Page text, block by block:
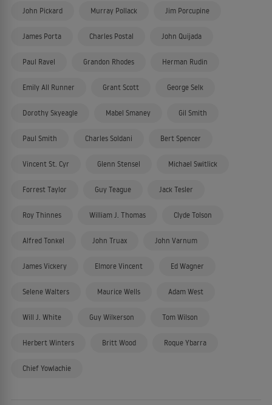
John Pickard Murray Pollack Jim Porcupine
James Porta Charles Postal John Quijada
Paul Ravel Grandon Rhodes Herman Rudin
Emily All Runner Grant Scott George Selk
Dorothy Skyeagle Mabel Smaney Gil Smith
Paul Smith Charles Soldani Bert Spencer
Vincent St. Cyr Glenn Stensel Michael Switlick
Forrest Taylor Guy Teague Jack Tesler
Roy Thinnes William J. Thomas Clyde Tolson
Alfred Tonkel John Truax John Varnum
James Vickery Elmore Vincent Ed Wagner
Selene Walters Maurice Wells Adam West
Will J. White Guy Wilkerson Tom Wilson
Herbert Winters Britt Wood Roque Ybarra
Chief Yowlachie